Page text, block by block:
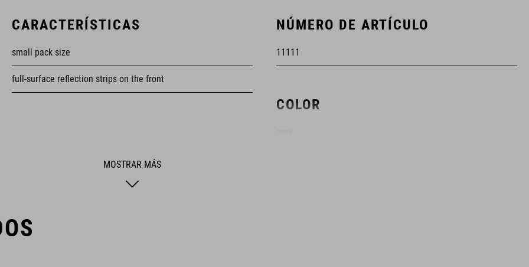
CARACTERÍSTICAS
small pack size
full-surface reflection strips on the front
NÚMERO DE ARTÍCULO
11111
COLOR
MOSTRAR MÁS